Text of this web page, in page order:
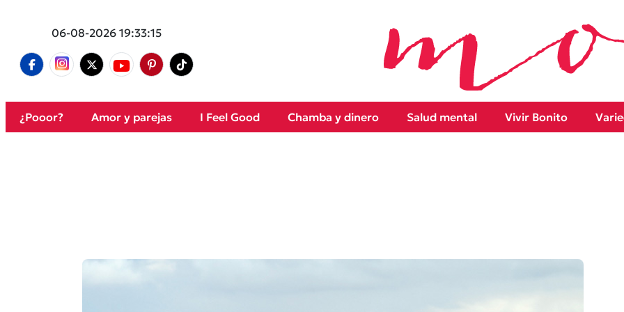
06-08-2026 19:33:15
¿Pooor? Amor y parejas I Feel Good Chamba y dinero Salud mental Vivir Bonito